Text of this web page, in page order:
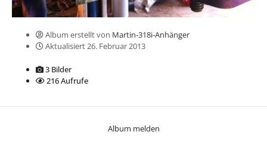
Album erstellt von Martin-318i-Anhänger
Aktualisiert26. Februar 2013
3 Bilder
216 Aufrufe
Album melden